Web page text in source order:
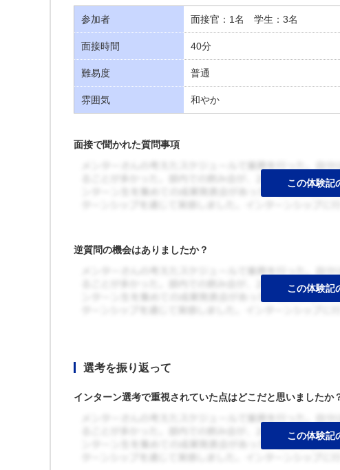
参加者 面接官：1名 学生：3名
面接時間 40分
難易度 普通
雰囲気 和やか
面接で聞かれた質問事項
逆質問の機会はありましたか？
選考を振り返って
インターン選考で重視されていた点はどこだと思いましたか